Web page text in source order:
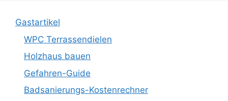
Gastartikel
WPC Terrassendielen
Holzhaus bauen
Gefahren-Guide
Badsanierungs-Kostenrechner